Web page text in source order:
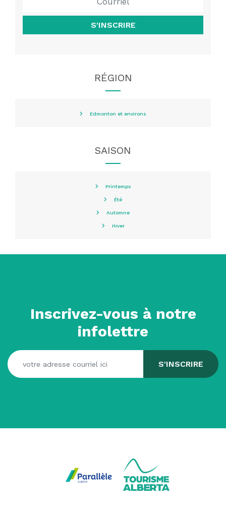
S'INSCRIRE
RÉGION
Edmonton et environs
SAISON
Printemps
Été
Automne
Hiver
Inscrivez-vous à notre
infolettre